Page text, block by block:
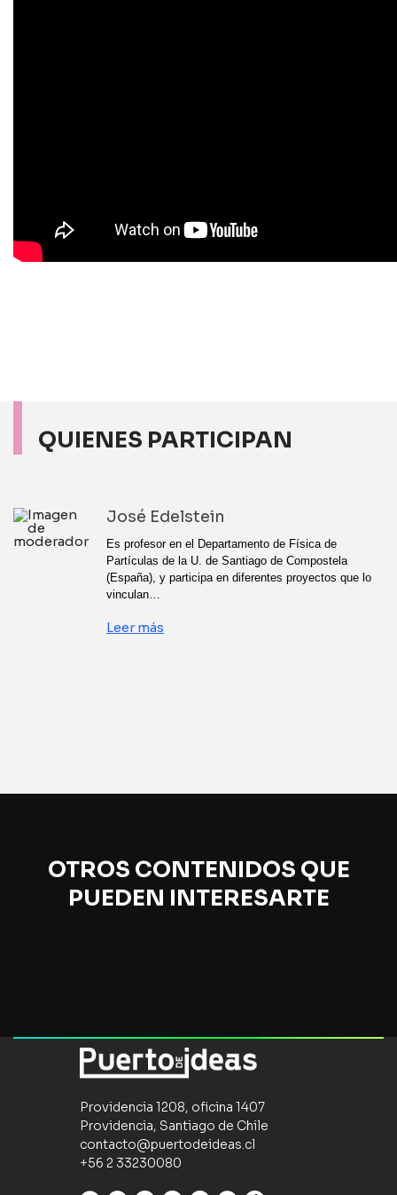
QUIENES PARTICIPAN
José Edelstein
Es profesor en el Departamento de Física de
Partículas de la U. de Santiago de Compostela
(España), y participa en diferentes proyectos que lo
vinculan…
Leer más
OTROS CONTENIDOS QUE
PUEDEN INTERESARTE
Providencia 1208, oficina 1407
Providencia, Santiago de Chile
contacto@puertodeideas.cl
+56 2 33230080